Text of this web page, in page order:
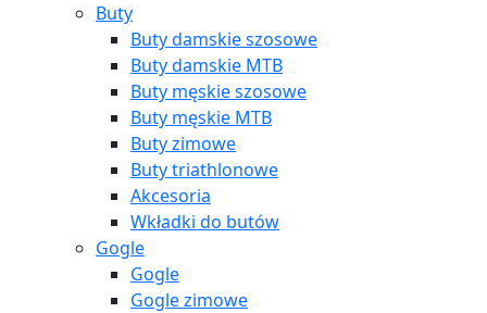
Buty
Buty damskie szosowe
Buty damskie MTB
Buty męskie szosowe
Buty męskie MTB
Buty zimowe
Buty triathlonowe
Akcesoria
Wkładki do butów
Gogle
Gogle
Gogle zimowe